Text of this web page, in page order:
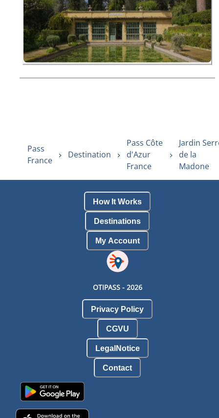
Pass
France
Destination
Pass Côte
d'Azur
France
Jardin
de la
Madone
How It Works
Destinations
My Account
OTIPASS - 2026
Privacy Policy
CGVU
LegalNotice
Contact